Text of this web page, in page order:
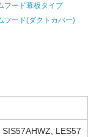
フード幕板タイプ
フード(ダクトカバー)
LES57